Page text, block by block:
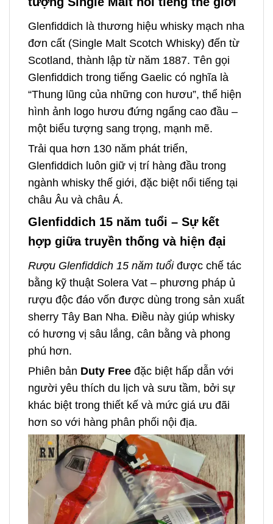
Glenfiddich là thương hiệu whisky mạch nha
đơn cất (Single Malt Scotch Whisky) đến từ
Scotland, thành lập từ năm 1887. Tên gọi
Glenfiddich trong tiếng Gaelic có nghĩa là
“Thung lũng của những con hươu”, thể hiện
hình ảnh logo hươu đứng ngẩng cao đầu –
một biểu tượng sang trọng, mạnh mẽ.
Trải qua hơn 130 năm phát triển,
Glenfiddich luôn giữ vị trí hàng đầu trong
ngành whisky thế giới, đặc biệt nổi tiếng tại
châu Âu và châu Á.
Glenfiddich 15 năm tuổi – Sự kết
hợp giữa truyền thống và hiện đại
Rượu Glenfiddich 15 năm tuổiđược chế tác
bằng kỹ thuật Solera Vat – phương pháp ủ
rượu độc đáo vốn được dùng trong sản xuất
sherry Tây Ban Nha. Điều này giúp whisky
có hương vị sâu lắng, cân bằng và phong
phú hơn.
Phiên bản Duty Free đặc biệt hấp dẫn với
người yêu thích du lịch và sưu tầm, bởi sự
khác biệt trong thiết kế và mức giá ưu đãi
hơn so với hàng phân phối nội địa.